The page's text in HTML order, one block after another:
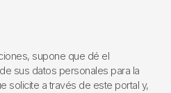
supone que dé el
sus datos personales para la
solicite a través de este portal y,